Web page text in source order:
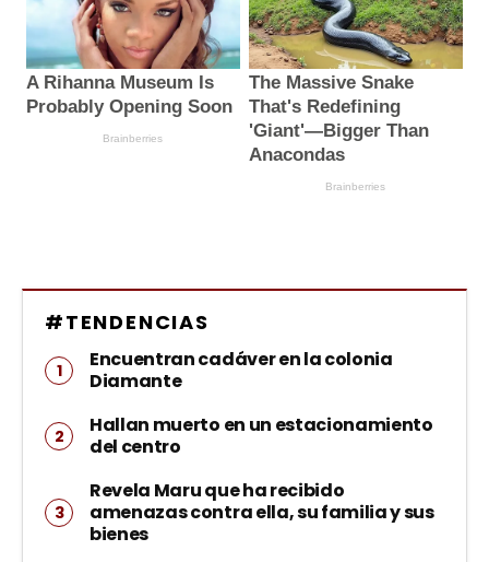
#TENDENCIAS
Encuentran cadáver en la colonia
Diamante
Hallan muerto en un estacionamiento
del centro
Revela Maru que ha recibido
amenazas contra ella, su familia y sus
bienes